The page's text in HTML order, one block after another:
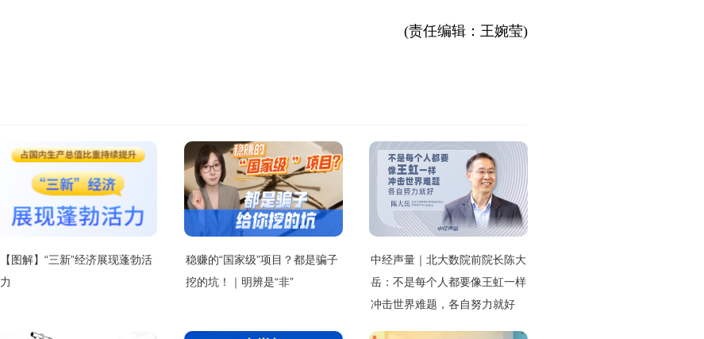
(责任编辑：王婉莹)
【图解】“三新”经济展现蓬勃活
力
稳赚的“国家级”项目？都是骗子
挖的坑！｜明辨是“非”
中经声量｜北大数院前院长陈大
岳：不是每个人都要像王虹一样
冲击世界难题，各自努力就好